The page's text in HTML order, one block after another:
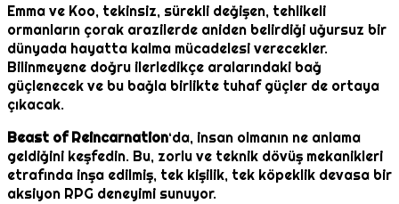
Emma ve Koo, tekinsiz, sürekli değişen, tehlikeli
ormanların çorak arazilerde aniden belirdiği uğursuz bir
dünyada hayatta kalma mücadelesi verecekler.
Bilinmeyene doğru ilerledikçe aralarındaki bağ
güçlenecek ve bu bağla birlikte tuhaf güçler de ortaya
çıkacak.
Beast of Reincarnation‘da, insan olmanın ne anlama
geldiğini keşfedin. Bu, zorlu ve teknik dövüş mekanikleri
etrafında inşa edilmiş, tek kişilik, tek köpeklik devasa bir
aksiyon RPG deneyimi sunuyor.